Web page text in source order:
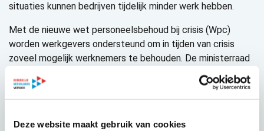
Deze website maakt gebruik van cookies
situaties kunnen bedrijven tijdelijk minder werk hebben.
Met de nieuwe wet personeelsbehoud bij crisis (Wpc)
worden werkgevers ondersteund om in tijden van crisis
zoveel mogelijk werknemers te behouden. De ministerraad
heeft ingestemd met toezending van het wetsvoorstel
naar de Raad van State.
Minister Paul van Sociale Zaken en Werkgelegenheid: “Als